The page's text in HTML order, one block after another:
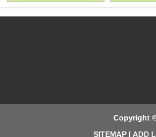
Copyright
SITEMAP | ADD